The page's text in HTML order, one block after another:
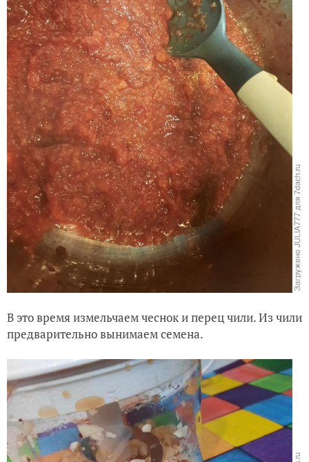
В это время измельчаем чеснок и перец чили. Из чили
предварительно вынимаем семена.